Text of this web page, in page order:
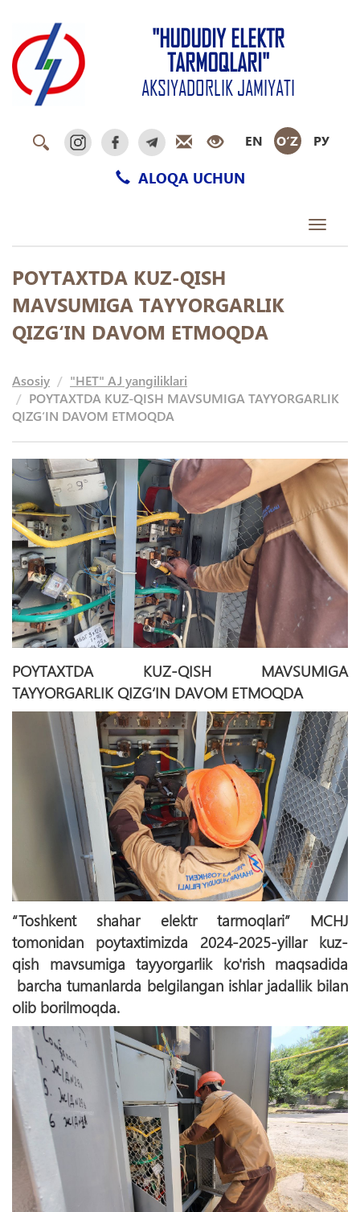
"HUDUDIY ELEKTR
TARMOQLARI"
AKSIYADORLIK JAMIYATI
EN O‘Z РУ
ALOQA UCHUN
Toggle
POYTAXTDA KUZ-QISH
MAVSUMIGA TAYYORGARLIK
QIZG‘IN DAVOM ETMOQDA
Asosiy
"HET" AJ yangiliklari
POYTAXTDA KUZ-QISH MAVSUMIGA TAYYORGARLIK
QIZG‘IN DAVOM ETMOQDA
POYTAXTDA KUZ-QISH MAVSUMIGA
TAYYORGARLIK QIZG‘IN DAVOM ETMOQDA
“Toshkent shahar elektr tarmoqlari” MCHJ
tomonidan poytaxtimizda 2024-2025-yillar kuz-
qish mavsumiga tayyorgarlik ko'rish maqsadida
barcha tumanlarda belgilangan ishlar jadallik bilan
olib borilmoqda.